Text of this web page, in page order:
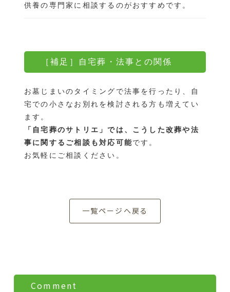
供養の専門家に相談するのがおすすめです。
［補足］自宅葬・法事との関係
お墓じまいのタイミングで法事を行ったり、自
宅での小さなお別れを検討される方も増えてい
ます。
「自宅葬のサトリエ」では、こうした改葬や法
事に関するご相談も対応可能です。
お気軽にご相談ください。
一覧ページへ戻る
Comment